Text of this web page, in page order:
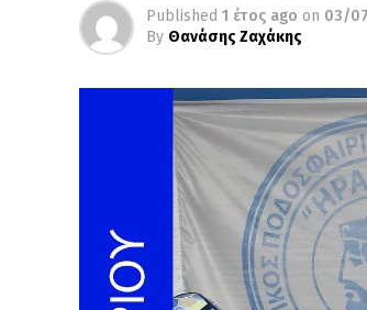
Published 1 έτος ago on 03/
By Θανάσης Ζαχάκης